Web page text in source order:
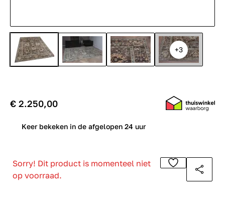
+3
€ 2.250,00
Keer bekeken in de afgelopen 24 uur
Sorry! Dit product is momenteel niet
op voorraad.